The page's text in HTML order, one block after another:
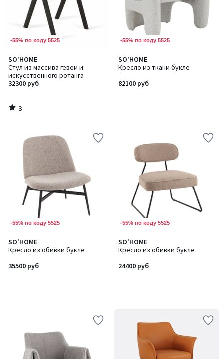
-55% по коду 5525
SO'HOME
Стул из массива гевеи и
искусственного ротанга
32300 руб
3
/
5
3
/
-55% по коду 5525
SO'HOME
Кресло из ткани букле
82100 руб
-55% по коду 5525
SO'HOME
Кресло из обивки букле
35500 руб
-55% по коду 5525
SO'HOME
Кресло из обивки букле
24400 руб